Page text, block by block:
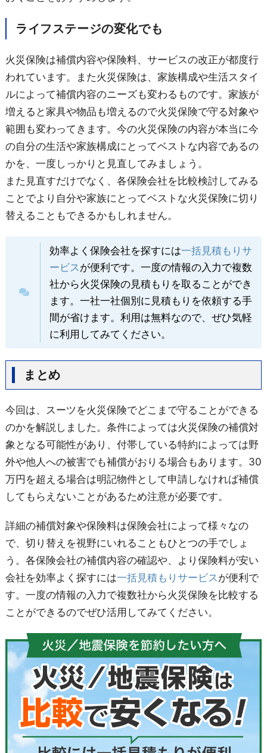
ライフステージの変化でも
火災保険は補償内容や保険料、サービスの改正が都度行
われています。また火災保険は、家族構成や生活スタイ
ルによって補償内容のニーズも変わるものです。家族が
増えると家具や物品も増えるので火災保険で守る対象や
範囲も変わってきます。今の火災保険の内容が本当に今
の自分の生活や家族構成にとってベストな内容であるの
かを、一度しっかりと見直してみましょう。
また見直すだけでなく、各保険会社を比較検討してみる
ことでより自分や家族にとってベストな火災保険に切り
替えることもできるかもしれません。
効率よく保険会社を探すには一括見積もりサ
ービス が便利です。一度の情報の入力で複数
社から火災保険の見積もりを取ることができ
ます。一社一社個別に見積もりを依頼する手
間が省けます。利用は無料なので、ぜひ気軽
に利用してみてください。
まとめ
今回は、スーツを火災保険でどこまで守ることができる
のかを解説しました。条件によっては火災保険の補償対
象となる可能性があり、付帯している特約によっては野
外や他人への被害でも補償がおりる場合もあります。 30
万円を超える場合は明記物件として申請しなければ補償
してもらえないことがあるため注意が必要です。
詳細の補償対象や保険料は保険会社によって様々なの
で、切り替えを視野にいれることもひとつの手でしょ
う。各保険会社の補償内容の確認や、より保険料が安い
会社を効率よく探すには一括見積もりサービス が便利で
す。一度の情報の入力で複数社から火災保険を比較する
ことができるのでぜひ活用してみてください。